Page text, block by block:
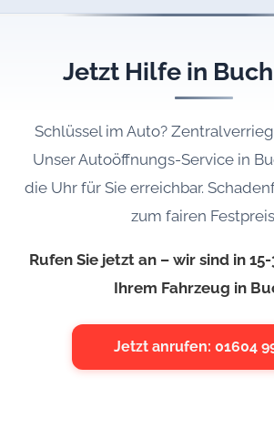
Jetzt Hilfe in
Schlüssel im Auto?
Unser Autoöffnungs-Service in
die Uhr für Sie erreichbar.
zum fairen
Rufen Sie jetzt an – wir sind in
Ihrem Fahrzeug in
Jetzt anrufen: 01604